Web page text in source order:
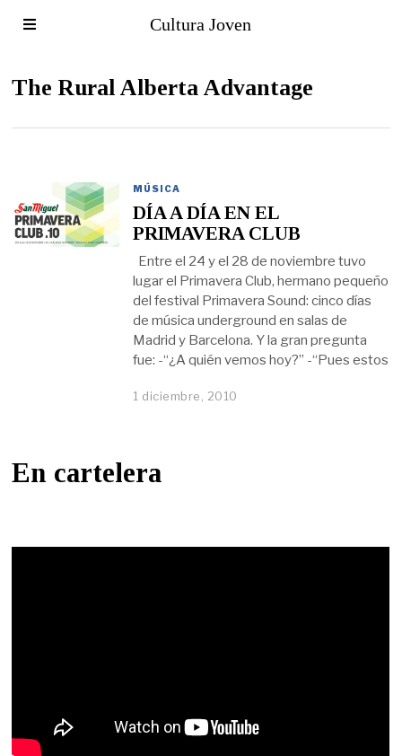
Cultura Joven
The Rural Alberta Advantage
MÚSICA
DÍA A DÍA EN EL
PRIMAVERA CLUB
Entre el 24 y el 28 de noviembre tuvo
lugar el Primavera Club, hermano pequeño
del festival Primavera Sound: cinco días
de música underground en salas de
Madrid y Barcelona. Y la gran pregunta
fue: -“¿A quién vemos hoy?” -“Pues estos
1 diciembre, 2010
En cartelera